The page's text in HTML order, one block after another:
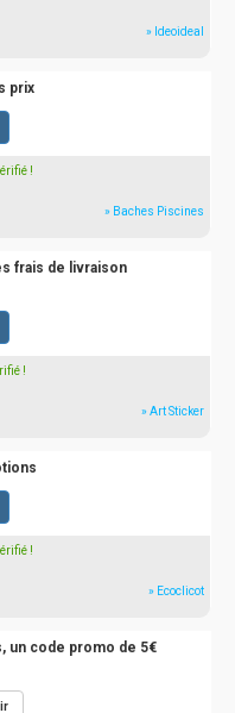
» Ideoideal
prix
!
» Baches Piscines
frais de livraison
!
» Art Sticker
!
» Ecoclicot
un code promo de 5€